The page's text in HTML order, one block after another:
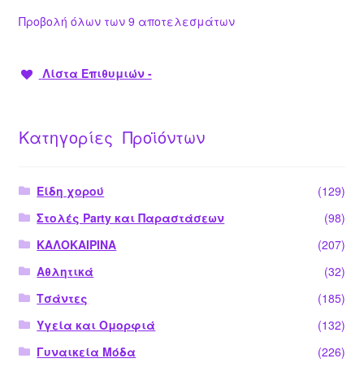
Προβολή όλων των 9 αποτελεσμάτων
Λίστα Επιθυμιών -
Κατηγορίες Προϊόντων
Είδη χορού
(129)
Στολές Party και Παραστάσεων
(98)
ΚΑΛΟΚΑΙΡΙΝΑ
(207)
Αθλητικά
(32)
Τσάντες
(185)
Υγεία και Ομορφιά
(132)
Γυναικεία Μόδα
(226)